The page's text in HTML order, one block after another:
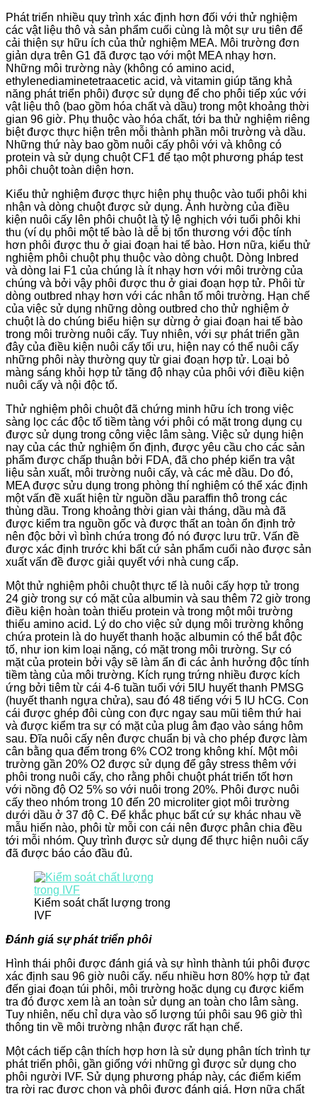
Phát triển nhiều quy trình xác định hơn đối với thử nghiệm
các vật liệu thô và sản phẩm cuối cùng là một sự ưu tiên để
cải thiện sự hữu ích của thử nghiệm MEA. Môi trường đơn
giản dựa trên G1 đã được tạo với một MEA nhạy hơn.
Những môi trường này (không có amino acid,
ethylenediaminetetraacetic acid, và vitamin giúp tăng khả
năng phát triển phôi) được sử dụng để cho phôi tiếp xúc với
vật liệu thô (bao gồm hóa chất và dầu) trong một khoảng thời
gian 96 giờ. Phụ thuộc vào hóa chất, tới ba thử nghiệm riêng
biệt được thực hiện trên mỗi thành phần môi trường và dầu.
Những thứ này bao gồm nuôi cấy phôi với và không có
protein và sử dụng chuột CF1 để tạo một phương pháp test
phôi chuột toàn diện hơn.
Kiểu thử nghiệm được thực hiện phụ thuộc vào tuổi phôi khi
nhận và dòng chuột được sử dụng. Ảnh hường của điều
kiện nuôi cấy lên phôi chuột là tỷ lệ nghịch với tuổi phôi khi
thu (ví dụ phôi một tế bào là dễ bị tổn thương với độc tính
hơn phôi được thu ở giai đoạn hai tế bào. Hơn nữa, kiểu thử
nghiệm phôi chuột phụ thuộc vào dòng chuột. Dòng Inbred
và dòng lai F1 của chúng là ít nhạy hơn với môi trường của
chúng và bởi vậy phôi được thu ở giai đoạn hợp tử. Phôi từ
dòng outbred nhạy hơn với các nhân tố môi trường. Hạn chế
của việc sử dụng những dòng outbred cho thử nghiệm ở
chuột là do chúng biểu hiện sự dừng ở giai đoạn hai tế bào
trong môi trường nuôi cấy. Tuy nhiên, với sự phát triển gần
đây của điều kiện nuôi cấy tối ưu, hiện nay có thể nuôi cấy
những phôi này thường quy từ giai đoạn hợp tử. Loại bỏ
màng sáng khỏi hợp tử tăng độ nhạy của phôi với điều kiện
nuôi cấy và nội độc tố.
Thử nghiệm phôi chuột đã chứng minh hữu ích trong việc
sàng lọc các độc tố tiềm tàng với phôi có mặt trong dụng cụ
được sử dụng trong công việc lâm sàng. Việc sử dụng hiện
nay của các thử nghiệm ổn định, được yêu cầu cho các sản
phẩm được chấp thuận bởi FDA, đã cho phép kiển tra vật
liệu sản xuất, môi trường nuôi cấy, và các mẻ dầu. Do đó,
MEA được sửu dụng trong phòng thí nghiệm có thể xác định
một vấn đề xuất hiện từ nguồn dầu paraffin thô trong các
thùng dầu. Trong khoảng thời gian vài tháng, dầu mà đã
được kiểm tra nguồn gốc và được thất an toàn ổn định trở
nên độc bởi vì bình chứa trong đó nó được lưu trữ. Vấn đề
được xác định trước khi bất cứ sản phẩm cuối nào được sản
xuất vấn đề được giải quyết với nhà cung cấp.
Một thử nghiệm phôi chuột thực tế là nuôi cấy hợp tử trong
24 giờ trong sự có mặt của albumin và sau thêm 72 giờ trong
điều kiện hoàn toàn thiếu protein và trong một môi trường
thiếu amino acid. Lý do cho việc sử dụng môi trường không
chứa protein là do huyết thanh hoặc albumin có thể bắt độc
tố, như ion kim loại nặng, có mặt trong môi trường. Sự có
mặt của protein bởi vậy sẽ làm ẩn đi các ảnh hưởng độc tính
tiềm tàng của môi trường. Kích rụng trứng nhiều được kích
ứng bởi tiêm từ cái 4-6 tuần tuổi với 5IU huyết thanh PMSG
(huyết thanh ngựa chửa), sau đó 48 tiếng với 5 IU hCG. Con
cái được ghép đôi cùng con đực ngay sau mũi tiêm thứ hai
và được kiểm tra sự có mặt của plug âm đạo vào sáng hôm
sau. Đĩa nuôi cấy nên được chuẩn bị và cho phép được làm
cân bằng qua đếm trong 6% CO2 trong không khí. Một môi
trường gần 20% O2 được sử dụng để gây stress thêm với
phôi trong nuôi cấy, cho rằng phôi chuột phát triển tốt hơn
với nồng độ O2 5% so với nuôi trong 20%. Phôi được nuôi
cấy theo nhóm trong 10 đến 20 microliter giọt môi trường
dưới dầu ở 37 độ C. Để khắc phục bất cứ sự khác nhau về
mẫu hiến nào, phôi từ mỗi con cái nên được phân chia đều
tới mỗi nhóm. Quy trình được sử dụng để thực hiện nuôi cấy
đã được báo cáo đầu đủ.
Kiểm soát chất lượng trong
IVF
Đánh giá sự phát triển phôi
Hình thái phôi được đánh giá và sự hình thành túi phôi được
xác định sau 96 giờ nuôi cấy. nếu nhiều hơn 80% hợp tử đạt
đến giai đoạn túi phôi, môi trường hoặc dụng cụ được kiểm
tra đó được xem là an toàn sử dụng an toàn cho lâm sàng.
Tuy nhiên, nếu chỉ dựa vào số lượng túi phôi sau 96 giờ thì
thông tin về môi trường nhận được rất hạn chế.
Một cách tiếp cận thích hợp hơn là sử dụng phân tích trình tự
phát triển phôi, gần giống với những gì được sử dụng cho
phôi người IVF. Sử dụng phương pháp này, các điểm kiểm
tra rời rạc được chọn và phôi được đánh giá. Hơn nữa chất